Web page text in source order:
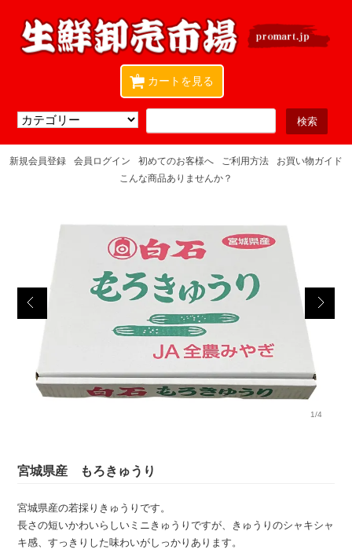
カートを見る
0
新規会員登録 会員ログイン 初めてのお客様へ ご利用方法
お買い物ガイド
こんな商品ありませんか？
1/4
宮城県産 もろきゅうり
宮城県産の若採りきゅうりです。
長さの短いかわいらしいミニきゅうりですが、きゅうりのシャキシャ
キ感、すっきりした味わいがしっかりあります。